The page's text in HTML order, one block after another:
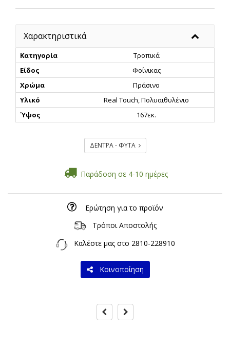
Χαρακτηριστικά
Κατηγορία
Τροπικά
Είδος
Φοίνικας
Χρώμα
Πράσινο
Υλικό
Real Touch, Πολυαιθυλένιο
Ύψος
167εκ.
ΔΕΝΤΡΑ - ΦΥΤΑ
Παράδοση σε 4-10 ημέρες
Ερώτηση για το προϊόν
Τρόποι Αποστολής
Καλέστε μας στο 2810-228910
Κοινοποίηση